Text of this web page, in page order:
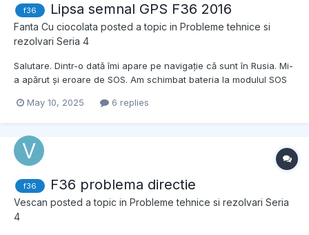
f36 Lipsa semnal GPS F36 2016
Fanta Cu ciocolata posted a topic in Probleme tehnice si
rezolvari Seria 4
Salutare. Dintr-o dată îmi apare pe navigație că sunt în Rusia. Mi-
a apărut și eroare de SOS. Am schimbat bateria la modulul SOS
au dispărut și hărțile de pe navigație. Știe cineva care ar fi
problema la navigație?
May 10, 2025 6 replies
f36 F36 problema directie
Vescan posted a topic in Probleme tehnice si rezolvari Seria
4